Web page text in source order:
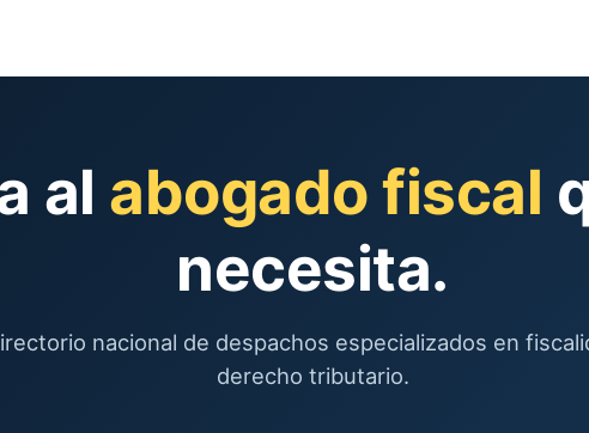
al abogado fiscal
necesita.
nacional de despachos especializados en
derecho tributario.